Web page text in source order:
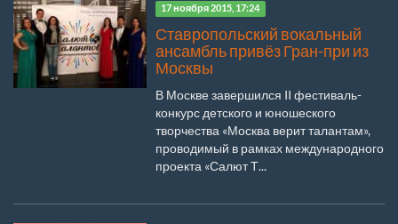
17 ноября 2015, 17:24
Ставропольский вокальный
ансамбль привёз Гран-при из
Москвы
В Москве завершился II фестиваль-
конкурс детского и юношеского
творчества «Москва верит талантам»,
проводимый в рамках международного
проекта «Салют Т...